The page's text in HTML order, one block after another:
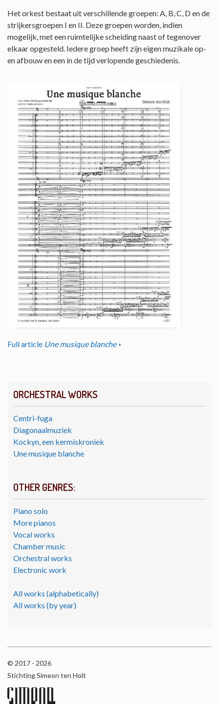
ORCHESTRAL WORKS
Centri-fuga
Diagonaalmuziek
Kockyn, een kermiskroniek
Une musique blanche
OTHER GENRES:
Piano solo
More pianos
Vocal works
Chamber music
Orchestral works
Electronic work
All works (alphabetically)
All works (by year)
Het orkest bestaat uit verschillende groepen: A, B, C, D en de
strijkersgroepen I en II. Deze groepen worden, indien
mogelijk, met een ruimtelijke scheiding naast of tegenover
elkaar opgesteld. Iedere groep heeft zijn eigen muzikale op-
en afbouw en een in de tijd verlopende geschiedenis.
Full article Une musique blanche
© 2017 - 2026
Stichting Simeon ten Holt